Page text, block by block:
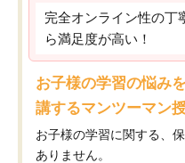
完全オンライン性の丁
ら満足度が高い！
お子様の学習の悩み
講するマンツーマン
お子様の学習に関する、
ありません。